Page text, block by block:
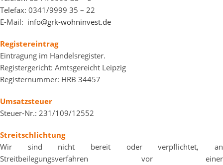
Telefax: 0341/9999 35 – 22
E-Mail: info@grk-wohninvest.de
Registereintrag
Eintragung im Handelsregister.
Registergericht: Amtsgereicht Leipzig
Registernummer: HRB 34457
Umsatzsteuer
Steuer-Nr.: 231/109/12552
Streitschlichtung
Wir sind nicht bereit oder verpflichtet, an
Streitbeilegungsverfahren vor einer